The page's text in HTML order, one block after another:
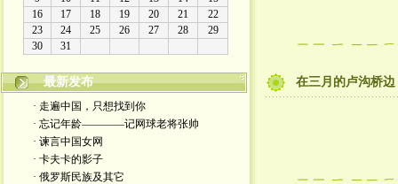
最新发布
· 走遍中国，只想找到你
· 忘记年龄————记网球老将张帅
· 谏言中国女网
· 卡夫卡的影子
· 俄罗斯民族及其它
在三月的卢沟桥边